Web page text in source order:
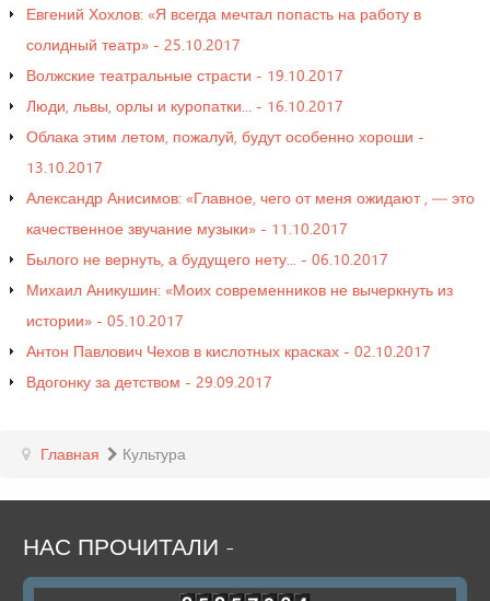
Евгений Хохлов: «Я всегда мечтал попасть на работу в
солидный театр» - 25.10.2017
Волжские театральные страсти - 19.10.2017
Люди, львы, орлы и куропатки... - 16.10.2017
Облака этим летом, пожалуй, будут особенно хороши -
13.10.2017
Александр Анисимов: «Главное, чего от меня ожидают , — это
качественное звучание музыки» - 11.10.2017
Былого не вернуть, а будущего нету... - 06.10.2017
Михаил Аникушин: «Моих современников не вычеркнуть из
истории» - 05.10.2017
Антон Павлович Чехов в кислотных красках - 02.10.2017
Вдогонку за детством - 29.09.2017
Главная Культура
НАС ПРОЧИТАЛИ -